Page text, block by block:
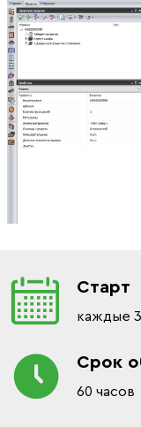
Старт
каждые
Срок
60 часов